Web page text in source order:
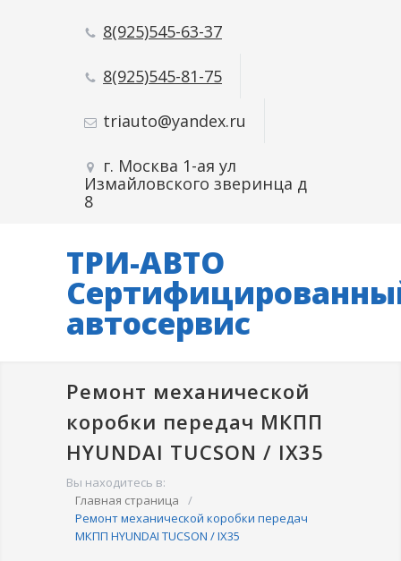
8(925)545-63-37
8(925)545-81-75
triauto@yandex.ru
г. Москва 1-ая ул
Измайловского зверинца д
8
ТРИ-АВТО
автосервис
Ремонт механической
коробки передач МКПП
HYUNDAI TUCSON / IX35
Вы находитесь в:
Главная страница
/
Ремонт механической коробки передач
МКПП HYUNDAI TUCSON / IX35